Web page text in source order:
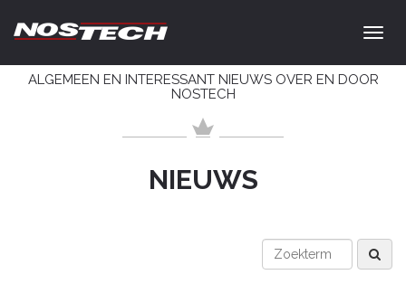
ALGEMEEN EN INTERESSANT NIEUWS OVER EN DOOR
NOSTECH
NIEUWS